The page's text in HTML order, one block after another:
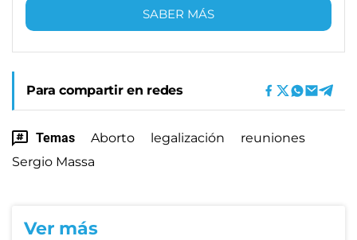
SABER MÁS
Para compartir en redes
Temas Aborto legalización
reuniones
Sergio Massa
Ver más